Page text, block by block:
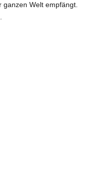
ganzen Welt empfängt.